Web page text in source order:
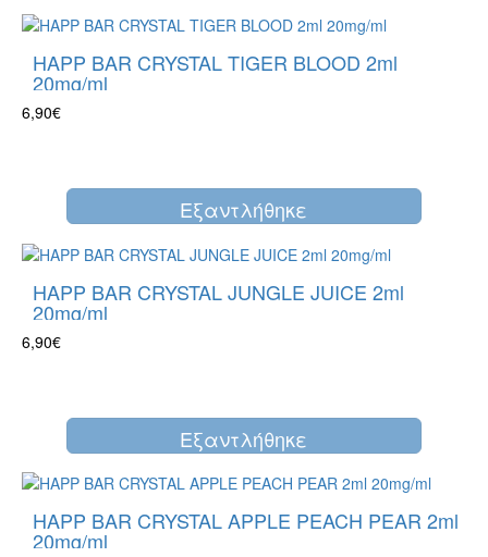
HAPP BAR CRYSTAL TIGER BLOOD 2ml
20mg/ml
6,90€
Eξαντλήθηκε
HAPP BAR CRYSTAL JUNGLE JUICE 2ml
20mg/ml
6,90€
Eξαντλήθηκε
HAPP BAR CRYSTAL APPLE PEACH PEAR 2ml
20mg/ml